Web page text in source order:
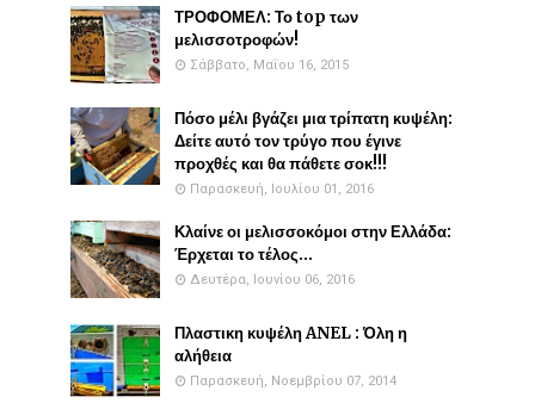
ΤΡΟΦΟΜΕΛ: Το top των
μελισσοτροφών!
Σάββατο, Μαΐου 16, 2015
Πόσο μέλι βγάζει μια τρίπατη κυψέλη:
Δείτε αυτό τον τρύγο που έγινε
προχθές και θα πάθετε σοκ!!!
Παρασκευή, Ιουλίου 01, 2016
Κλαίνε οι μελισσοκόμοι στην Ελλάδα:
Έρχεται το τέλος...
Δευτέρα, Ιουνίου 06, 2016
Πλαστικη κυψέλη ANEL : Όλη η
αλήθεια
Παρασκευή, Νοεμβρίου 07, 2014